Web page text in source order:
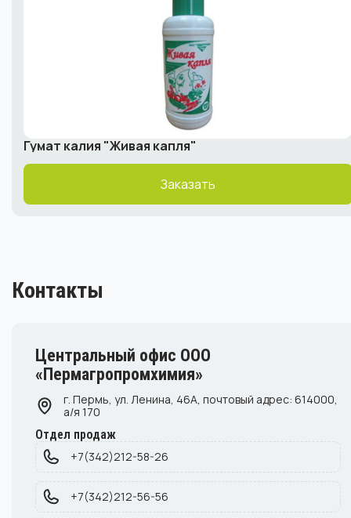
Гумат калия "Живая капля"
Заказать
Контакты
Центральный офис ООО
«Пермагропромхимия»
г. Пермь, ул. Ленина, 46А, почтовый адрес: 614000,
а/я 170
Отдел продаж
+7(342)212-58-26
+7(342)212-56-56